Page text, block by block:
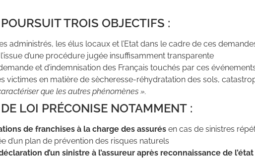
TROIS OBJECTIFS :
administrés, les élus locaux et l’Etat dans le cadre de ces
d’une procédure jugée insuffisamment transparente
et d’indemnisation des Français touchés par ces
victimes en matière de sècheresse-réhydratation des sols,
que les autres phénomènes ».
LOI PRÉCONISE NOTAMMENT :
de franchises à la charge des assurés en cas de sinistres
d’un plan de prévention des risques naturels
d’un sinistre à l’assureur après reconnaissance de